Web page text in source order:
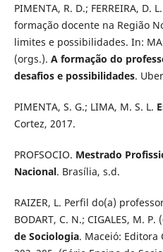
PIMENTA, R. D.; FERREIRA, D.
formação docente na Região
limites e possibilidades. In:
(orgs.). A formação do
desafios e possibilidades.
PIMENTA, S. G.; LIMA, M. S. L.
Cortez, 2017.
PROFSOCIO. Mestrado
Nacional. Brasília, s.d.
RAIZER, L. Perfil do(a)
BODART, C. N.; CIGALES, M. P.
de Sociologia. Maceió: Editora